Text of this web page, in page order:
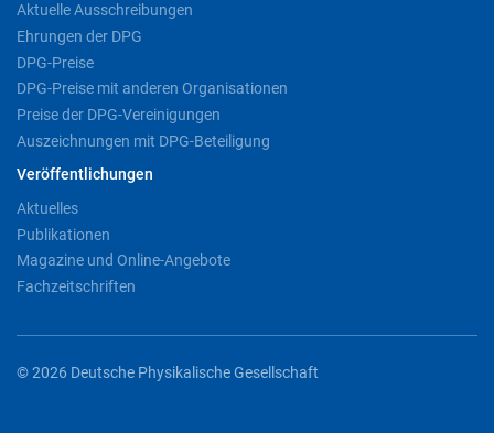
Aktuelle Ausschreibungen
Ehrungen der DPG
DPG-Preise
DPG-Preise mit anderen Organisationen
Preise der DPG-Vereinigungen
Auszeichnungen mit DPG-Beteiligung
Veröffentlichungen
Aktuelles
Publikationen
Magazine und Online-Angebote
Fachzeitschriften
© 2026 Deutsche Physikalische Gesellschaft